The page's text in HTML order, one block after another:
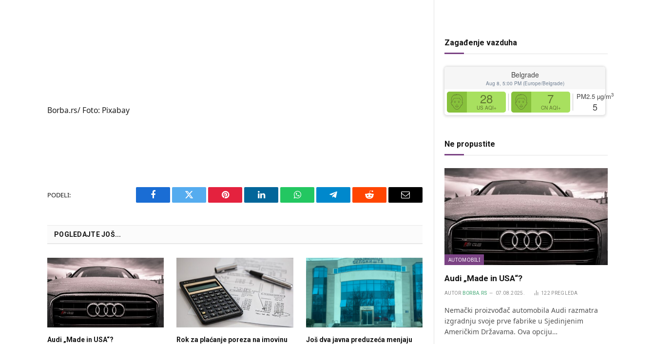
Borba.rs/ Foto: Pixabay
PODELI:
Facebook Twitter Pinterest LinkedIn WhatsAppTelegram Reddit Email
POGLEDAJTE JOŠ...
Audi „Made in USA“?
Rok za plaćanje poreza na imovinu
Još dva javna preduzeća menjaju
Zagađenje vazduha
Belgrade
Aug 8, 5:00 PM (Europe/Belgrade)
28
US AQI+
7
CN AQI+
PM2.5 µg/m3
5
Ne propustite
AUTOMOBILI
Audi „Made in USA“?
AUTOR BORBA.RS 07.08.2025. 122 PREGLEDA
Nemački proizvođač automobila Audi razmatra
izgradnju svoje prve fabrike u Sjedinjenim
Američkim Državama. Ova opciju…